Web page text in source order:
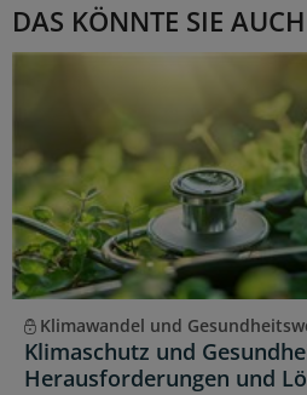
DAS KÖNNTE SIE
Klimawandel und
Klimaschutz und
Herausforderungen und